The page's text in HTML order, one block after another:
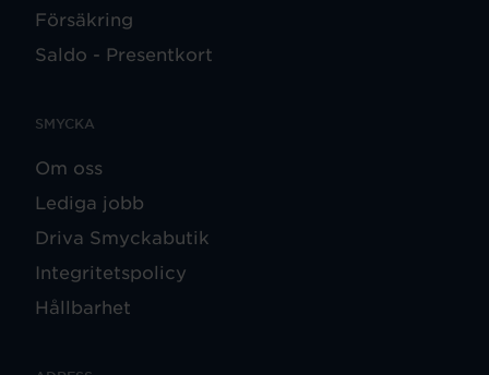
Försäkring
Saldo - Presentkort
SMYCKA
Om oss
Lediga jobb
Driva Smyckabutik
Integritetspolicy
Hållbarhet